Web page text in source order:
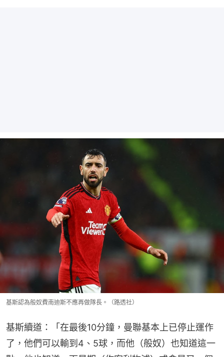
基斯認為般奴費南迪斯不應再做隊長。（路透社）
基斯續道：「在最後10分鐘，曼聯基本上已停止運作
了，他們可以輸到4、5球，而他（般奴）也知道這一